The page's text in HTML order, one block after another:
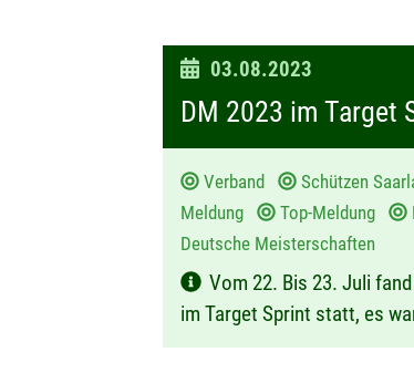
D
a
t
m
:
03.08.2023
DM 2023 im Target
Verband Schützen
Meldung
Top-Meldung
Deutsche Meisterschaften
Vom 22. Bis 23. Juli
im Target Sprint statt, es